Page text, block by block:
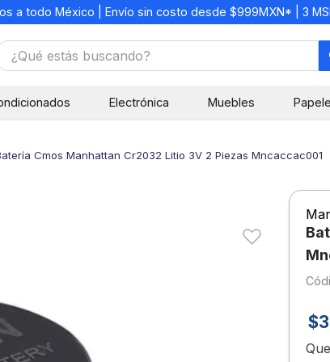
a todo México | Envío sin costo desde $999MXN* | 3
estás buscando?
Electrónica Muebles
Cmos Manhattan Cr2032 Litio 3V 2 Piezas Mncaccac001
$
8.
sacapuntas
9.
lapiz